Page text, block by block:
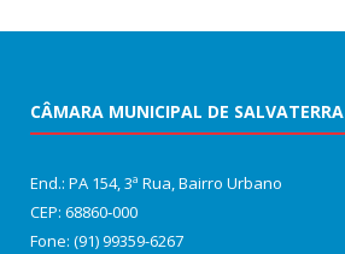
CÂMARA MUNICIPAL DE SALVATERRA
End.: PA 154, 3ª Rua, Bairro Urbano
CEP: 68860‑000
Fone: (91) 99359-6267